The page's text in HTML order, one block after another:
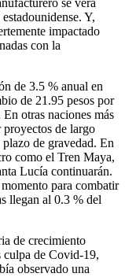
se verá
Y,
impactado
con la
de 3.5 % anual en
de 21.95 pesos por
otras naciones más
proyectos de largo
de gravedad. En
como el Tren Maya,
Lucía continuarán.
para combatir
llegan al 0.3 % del
de crecimiento
culpa de Covid-19,
observado una